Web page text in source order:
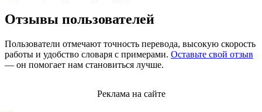
Отзывы пользователей
Пользователи отмечают точность перевода, высокую скорость
работы и удобство словаря с примерами. Оставьте свой отзыв
— он помогает нам становиться лучше.
Реклама на сайте